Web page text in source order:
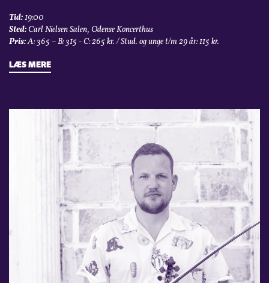
Tid:19:00
Sted:Carl Nielsen Salen, Odense Koncerthus
Pris:A: 365 – B: 315 - C: 265 kr. / Stud. og unge t/m 29 år: 115 kr.
LÆS MERE